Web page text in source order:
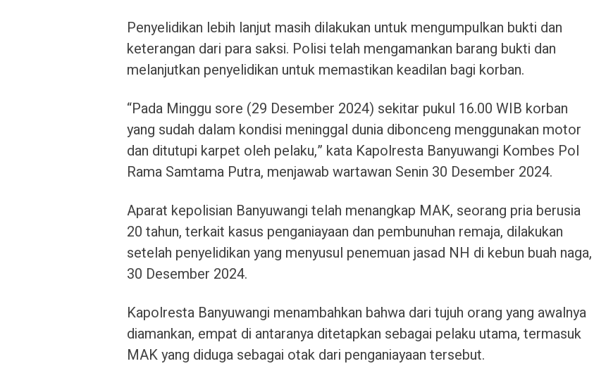
Penyelidikan lebih lanjut masih dilakukan untuk mengumpulkan bukti dan
keterangan dari para saksi. Polisi telah mengamankan barang bukti dan
melanjutkan penyelidikan untuk memastikan keadilan bagi korban.
“Pada Minggu sore (29 Desember 2024) sekitar pukul 16.00 WIB korban
yang sudah dalam kondisi meninggal dunia dibonceng menggunakan motor
dan ditutupi karpet oleh pelaku,” kata Kapolresta Banyuwangi Kombes Pol
Rama Samtama Putra, menjawab wartawan Senin 30 Desember 2024.
Aparat kepolisian Banyuwangi telah menangkap MAK, seorang pria berusia
20 tahun, terkait kasus penganiayaan dan pembunuhan remaja, dilakukan
setelah penyelidikan yang menyusul penemuan jasad NH di kebun buah naga,
30 Desember 2024.
Kapolresta Banyuwangi menambahkan bahwa dari tujuh orang yang awalnya
diamankan, empat di antaranya ditetapkan sebagai pelaku utama, termasuk
MAK yang diduga sebagai otak dari penganiayaan tersebut.